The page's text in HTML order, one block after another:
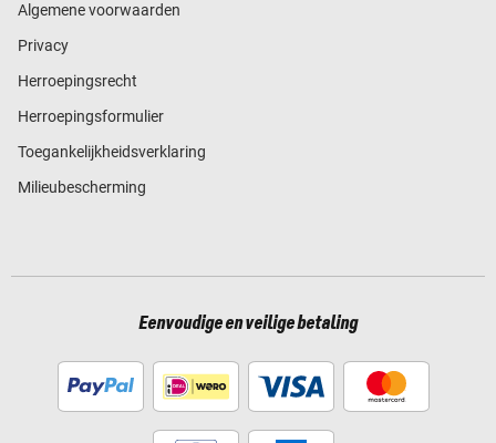
Algemene voorwaarden
Privacy
Herroepingsrecht
Herroepingsformulier
Toegankelijkheidsverklaring
Milieubescherming
Eenvoudige en veilige betaling